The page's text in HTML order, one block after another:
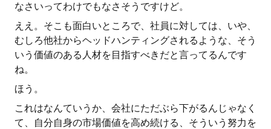
なさいってわけでもなさそうですけど。
ええ。そこも面白いところで、社員に対しては、いや、
むしろ他社からヘッドハンティングされるような、そう
いう価値のある人材を目指すべきだと言ってるんです
ね。
ほう。
これはなんていうか、会社にただぶら下がるんじゃなく
て、自分自身の市場価値を高め続ける、そういう努力を